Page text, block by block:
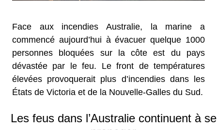
Face aux incendies Australie, la marine a
commencé aujourd’hui à évacuer quelque 1000
personnes bloquées sur la côte est du pays
dévastée par le feu. Le front de températures
élevées provoquerait plus d’incendies dans les
États de Victoria et de la Nouvelle-Galles du Sud.
Les feus dans l’Australie continuent à se